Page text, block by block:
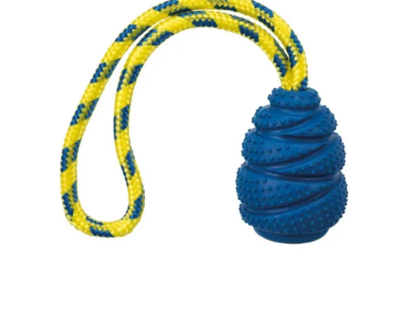
looduslikust
kummist,
cm/25
juhuslik